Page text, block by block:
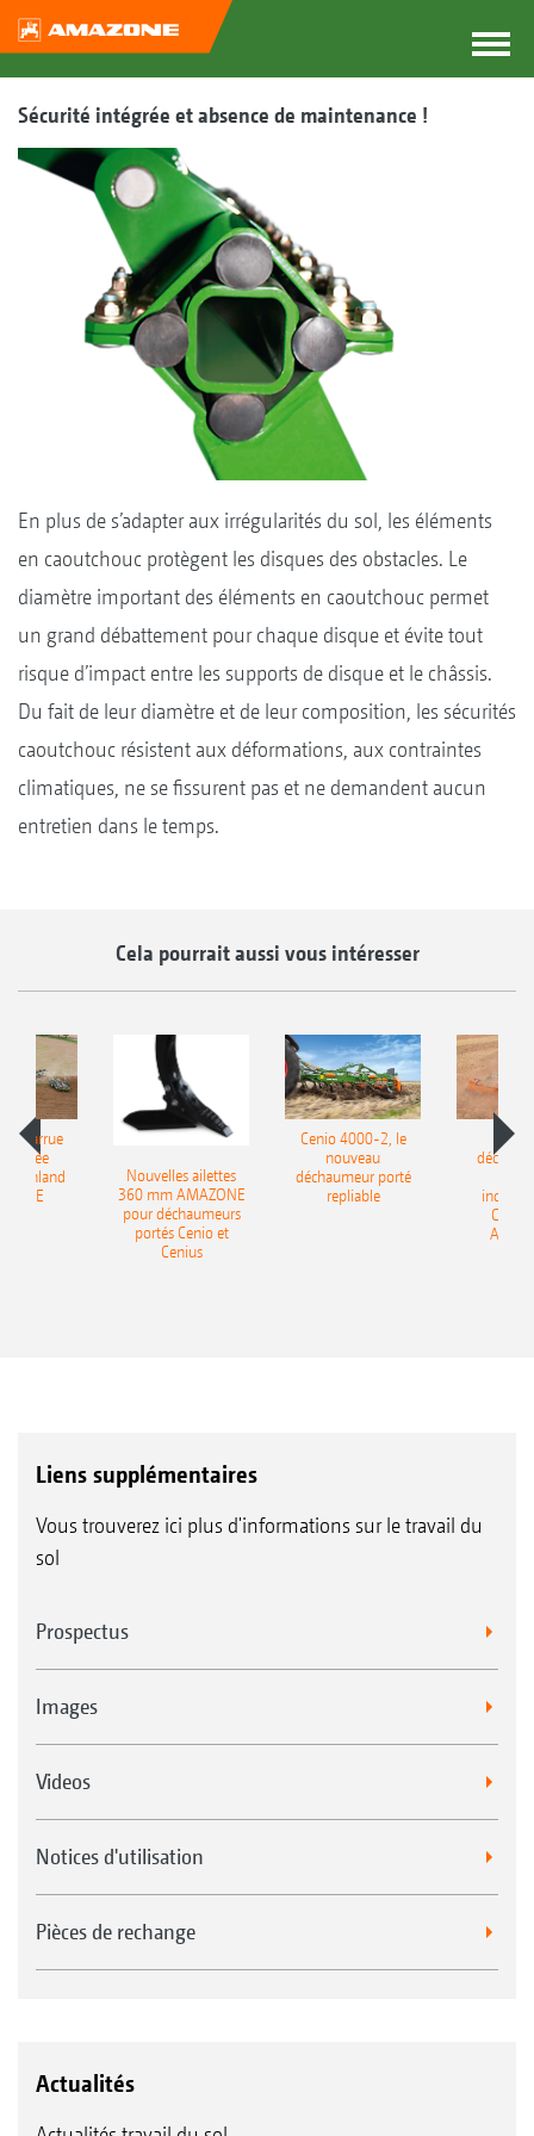
Sécurité intégrée et absence de maintenance !
En plus de s’adapter aux irrégularités du sol, les éléments
en caoutchouc protègent les disques des obstacles. Le
diamètre important des éléments en caoutchouc permet
un grand débattement pour chaque disque et évite tout
risque d’impact entre les supports de disque et le châssis.
Du fait de leur diamètre et de leur composition, les sécurités
caoutchouc résistent aux déformations, aux contraintes
climatiques, ne se fissurent pas et ne demandent aucun
entretien dans le temps.
Cela pourrait aussi vous intéresser
charrue
portée
Onland
Nouvelles ailettes
360 mm AMAZONE
pour déchaumeurs
portés Cenio et
Cenius
Cenio 4000-2, le
nouveau
déchaumeur porté
repliable
Liens supplémentaires
Vous trouverez ici plus d'informations sur le travail du
sol
Prospectus
Images
Videos
Notices d'utilisation
Pièces de rechange
Actualités